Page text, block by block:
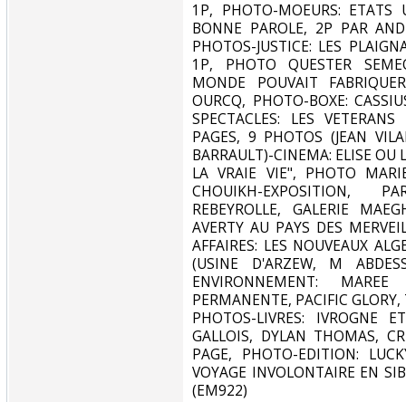
1P, PHOTO-MOEURS: ETATS
BONNE PAROLE, 2P PAR
PHOTOS-JUSTICE: LES
1P, PHOTO QUESTER
MONDE POUVAIT
OURCQ, PHOTO-BOXE:
SPECTACLES: LES
PAGES, 9 PHOTOS (JEAN
BARRAULT)-CINEMA: ELISE OU
LA VRAIE VIE", PHOTO
CHOUIKH-EXPOSITION,
REBEYROLLE, GALERIE
AVERTY AU PAYS DES
AFFAIRES: LES NOUVEAUX
(USINE D'ARZEW, M
ENVIRONNEMENT:
PERMANENTE, PACIFIC
PHOTOS-LIVRES: IVROGNE
GALLOIS, DYLAN THOMAS,
PAGE, PHOTO-EDITION:
VOYAGE INVOLONTAIRE EN
(EM922)‎